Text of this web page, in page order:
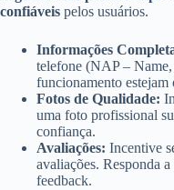
confiáveis pelos usuários.
Informações
telefone (NAP –
funcionamento estejam
Fotos de Qualidade:
uma foto profissional
confiança.
Avaliações: Incentive
avaliações. Responda
feedback.